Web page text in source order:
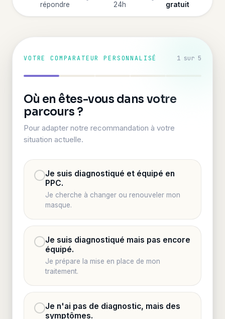
répondre
24h
gratuit
VOTRE COMPARATEUR PERSONNALISÉ 1 sur 5
Où en êtes-vous dans votre
parcours ?
Pour adapter notre recommandation à votre
situation actuelle.
Je suis diagnostiqué et équipé en
PPC.
Je cherche à changer ou renouveler mon
masque.
Je suis diagnostiqué mais pas encore
équipé.
Je prépare la mise en place de mon
traitement.
Je n'ai pas de diagnostic, mais des
symptômes.